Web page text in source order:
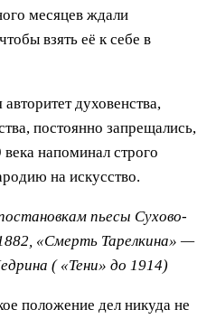
месяцев ждали
взять её к себе в
духовенства,
постоянно запрещались,
века напоминал строго
на искусство.
пьесы Сухово-
«Смерть Тарелкина» —
( «Тени» до 1914)
положение дел никуда не